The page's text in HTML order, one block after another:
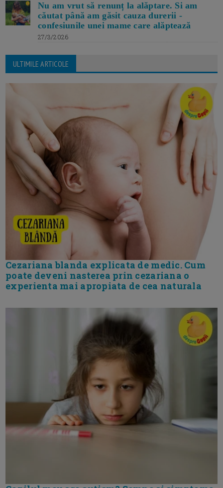
Nu am vrut să renunț la alăptare. Si am
căutat până am găsit cauza durerii -
confesiunile unei mame care alăptează
27/3/2026
ULTIMILE ARTICOLE
Cezariana blanda explicata de medic. Cum
poate deveni nasterea prin cezariana o
experienta mai apropiata de cea naturala